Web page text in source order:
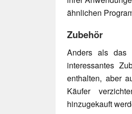
ähnlichen
Zubehör
Anders als das
interessantes
enthalten, aber
Käufer
hinzugekauft